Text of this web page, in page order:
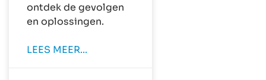
ontdek de gevolgen
en oplossingen.
LEES MEER...